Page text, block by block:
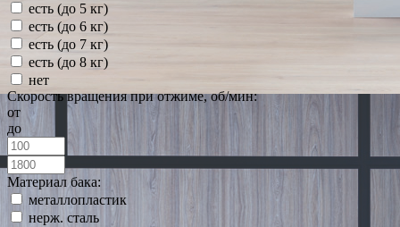
есть (до 5 кг)
есть (до 6 кг)
есть (до 7 кг)
есть (до 8 кг)
нет
Скорость вращения при отжиме, об/мин:
от
до
Материал бака:
металлопластик
нерж. сталь